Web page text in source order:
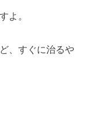
よ。
、すぐに治るや